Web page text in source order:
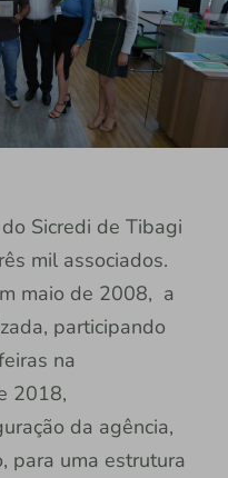
Sicredi de Tibagi
mil associados.
maio de 2008, a
participando
na
2018,
da agência,
para uma estrutura